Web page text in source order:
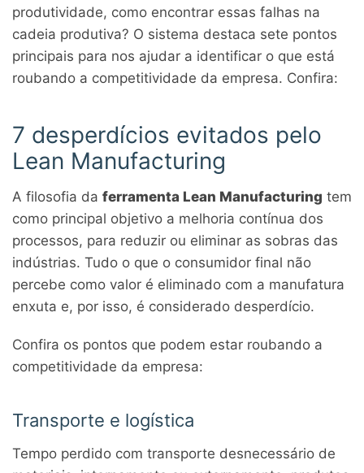
produtividade, como encontrar essas falhas na
cadeia produtiva? O sistema destaca sete pontos
principais para nos ajudar a identificar o que está
roubando a competitividade da empresa. Confira:
7 desperdícios evitados pelo
Lean Manufacturing
A filosofia da ferramenta Lean Manufacturing tem
como principal objetivo a melhoria contínua dos
processos, para reduzir ou eliminar as sobras das
indústrias. Tudo o que o consumidor final não
percebe como valor é eliminado com a manufatura
enxuta e, por isso, é considerado desperdício.
Confira os pontos que podem estar roubando a
competitividade da empresa:
Transporte e logística
Tempo perdido com transporte desnecessário de